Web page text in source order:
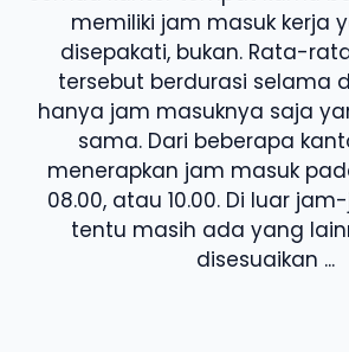
memiliki jam masuk kerja
disepakati, bukan. Rata-
tersebut berdurasi selama
hanya jam masuknya saja
sama. Dari beberapa
menerapkan jam masuk
08.00, atau 10.00. Di luar
tentu masih ada yang
disesuaikan ...